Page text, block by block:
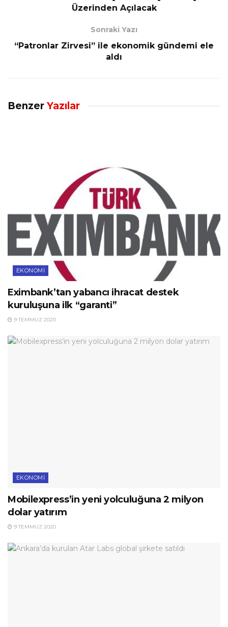
Üzerinden Açılacak
Sonraki Yazı
“Patronlar Zirvesi” ile ekonomik gündemi ele
aldı
Benzer Yazılar
EKONOMI
Eximbank’tan yabancı ihracat destek
kuruluşuna ilk “garanti”
9 TEMMUZ 2020
EKONOMI
Mobilexpress’in yeni yolculuğuna 2 milyon
dolar yatırım
9 TEMMUZ 2020